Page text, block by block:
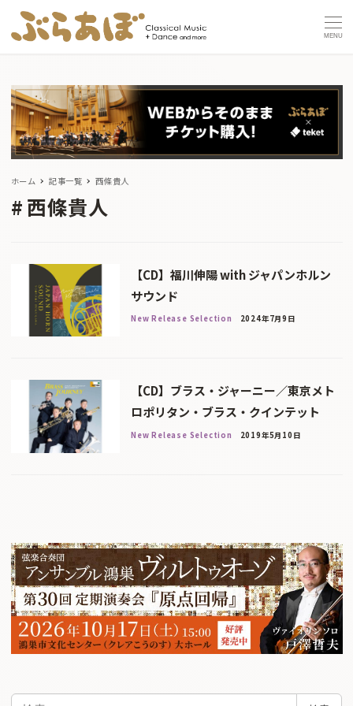
MENU
ホーム 記事一覧 西條貴人
西條貴人
【CD】福川伸陽 with ジャパンホルン
サウンド
New Release Selection 2024年7月9日
【CD】ブラス・ジャーニー／東京メト
ロポリタン・ブラス・クインテット
New Release Selection 2019年5月10日
検